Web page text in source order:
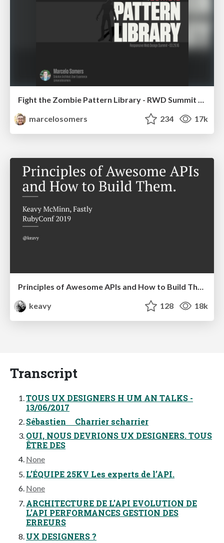
Fight the Zombie Pattern Library - RWD Summit 2016
marcelosomers
234 17k
keavy
128 18k
Transcript
TOUS UX DESIGNERS H UM AN TALKS -
13/06/2017
Sébastien Charrier scharrier
OUI, NOUS DEVRIONS UX DESIGNERS. TOUS
ÊTRE DES
None
L’ÉQUIPE 25KV Les experts de l’API.
None
ARCHITECTURE DE L’API EVOLUTION DE
L’API PERFORMANCES GESTION DES
ERREURS
UX DESIGNERS ?